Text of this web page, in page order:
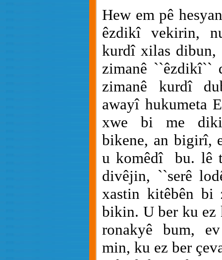
Hew em pê
êzdikî vekirin,
kurdî xilas dibun,
zimanê ``êzdikî``
zimanê kurdî
awayî hukumeta
xwe bi me
bikene, an bigirî,
u komêdî
bu. lê
divêjin, ``serê
xastin kitêbên bi
bikin. U ber ku ez
ronakyê bum,
min, ku ez ber